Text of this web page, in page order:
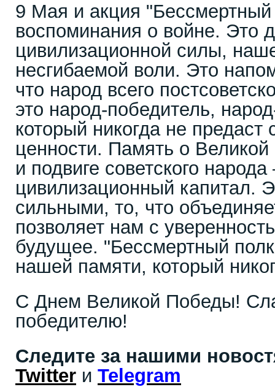
9 Мая и акция "Бессмертный
воспоминания о войне. Это
цивилизационной силы,
несгибаемой воли. Это
что народ всего
это народ-победитель,
который никогда не предаст
ценности. Память о
и подвиге советского
цивилизационный капитал.
сильными, то, что
позволяет нам с
будущее. "Бессмертный
нашей памяти, который
С Днем Великой Победы!
победителю!
Следите за нашими
Twitter и Telegram